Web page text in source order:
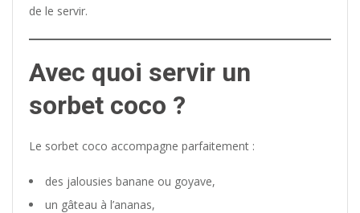
de le servir.
Avec quoi servir un
sorbet coco ?
Le sorbet coco accompagne parfaitement :
des jalousies banane ou goyave,
un gâteau à l’ananas,